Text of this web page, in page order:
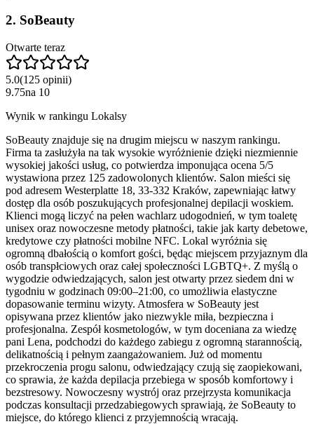
2. SoBeauty
Otwarte teraz
5.0(125 opinii)
9.75na 10
Wynik w rankingu Lokalsy
SoBeauty znajduje się na drugim miejscu w naszym rankingu.
Firma ta zasłużyła na tak wysokie wyróżnienie dzięki niezmiennie
wysokiej jakości usług, co potwierdza imponująca ocena 5/5
wystawiona przez 125 zadowolonych klientów. Salon mieści się
pod adresem Westerplatte 18, 33-332 Kraków, zapewniając łatwy
dostęp dla osób poszukujących profesjonalnej depilacji woskiem.
Klienci mogą liczyć na pełen wachlarz udogodnień, w tym toaletę
unisex oraz nowoczesne metody płatności, takie jak karty debetowe,
kredytowe czy płatności mobilne NFC. Lokal wyróżnia się
ogromną dbałością o komfort gości, będąc miejscem przyjaznym dla
osób transpłciowych oraz całej społeczności LGBTQ+. Z myślą o
wygodzie odwiedzających, salon jest otwarty przez siedem dni w
tygodniu w godzinach 09:00–21:00, co umożliwia elastyczne
dopasowanie terminu wizyty. Atmosfera w SoBeauty jest
opisywana przez klientów jako niezwykle miła, bezpieczna i
profesjonalna. Zespół kosmetologów, w tym doceniana za wiedzę
pani Lena, podchodzi do każdego zabiegu z ogromną starannością,
delikatnością i pełnym zaangażowaniem. Już od momentu
przekroczenia progu salonu, odwiedzający czują się zaopiekowani,
co sprawia, że każda depilacja przebiega w sposób komfortowy i
bezstresowy. Nowoczesny wystrój oraz przejrzysta komunikacja
podczas konsultacji przedzabiegowych sprawiają, że SoBeauty to
miejsce, do którego klienci z przyjemnością wracają.